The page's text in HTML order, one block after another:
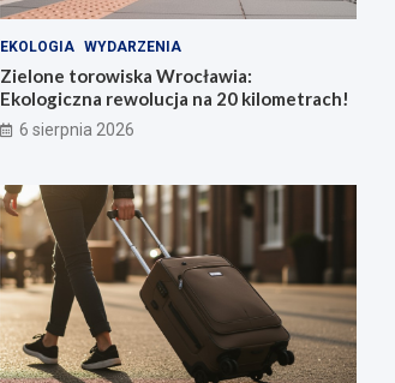
EKOLOGIA WYDARZENIA
Zielone torowiska Wrocławia:
Ekologiczna rewolucja na 20 kilometrach!
6 sierpnia 2026